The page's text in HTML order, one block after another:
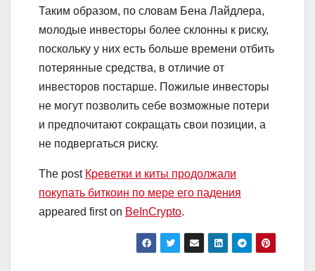
Таким образом, по словам Бена Лайдлера,
молодые инвесторы более склонны к риску,
поскольку у них есть больше времени отбить
потерянные средства, в отличие от
инвесторов постарше. Пожилые инвесторы
не могут позволить себе возможные потери
и предпочитают сокращать свои позиции, а
не подвергаться риску.
The post Креветки и киты продолжали
покупать биткоин по мере его падения
appeared first on BeInCrypto.